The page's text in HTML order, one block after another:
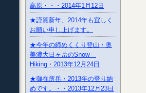
高原・・・2014年1月12日
★謹賀新年、2014年も宜しく
お願い申し上げます。
★今年の締めくくり登山・奥
美濃大日ヶ岳のSnow
Hiking・2013年12月24日
★御在所岳・2013年の登り納
めです。・・2013年12月23日